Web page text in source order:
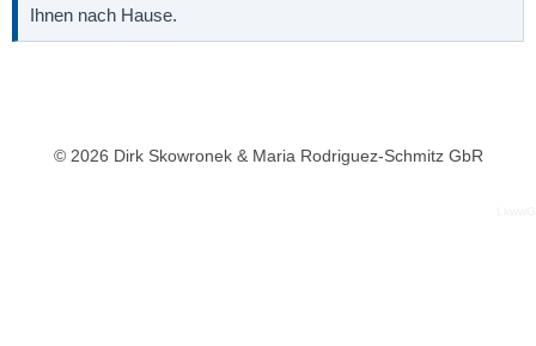
Ihnen nach Hause.
© 2026 Dirk Skowronek & Maria Rodriguez-Schmitz GbR